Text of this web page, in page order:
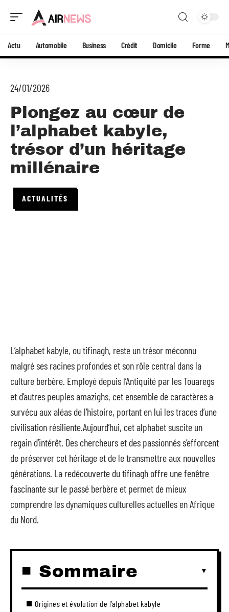
Actu Automobile Business Crédit Domicile Forme
24/01/2026
Plongez au cœur de
l’alphabet kabyle,
trésor d’un héritage
millénaire
ACTUALITÉS
L’alphabet kabyle, ou tifinagh, reste un trésor méconnu
malgré ses racines profondes et son rôle central dans la
culture berbère. Employé depuis l’Antiquité par les Touaregs
et d’autres peuples amazighs, cet ensemble de caractères a
survécu aux aléas de l’histoire, portant en lui les traces d’une
civilisation résiliente.Aujourd’hui, cet alphabet suscite un
regain d’intérêt. Des chercheurs et des passionnés s’efforcent
de préserver cet héritage et de le transmettre aux nouvelles
générations. La redécouverte du tifinagh offre une fenêtre
fascinante sur le passé berbère et permet de mieux
comprendre les dynamiques culturelles actuelles en Afrique
du Nord.
Sommaire
Origines et évolution de l’alphabet kabyle